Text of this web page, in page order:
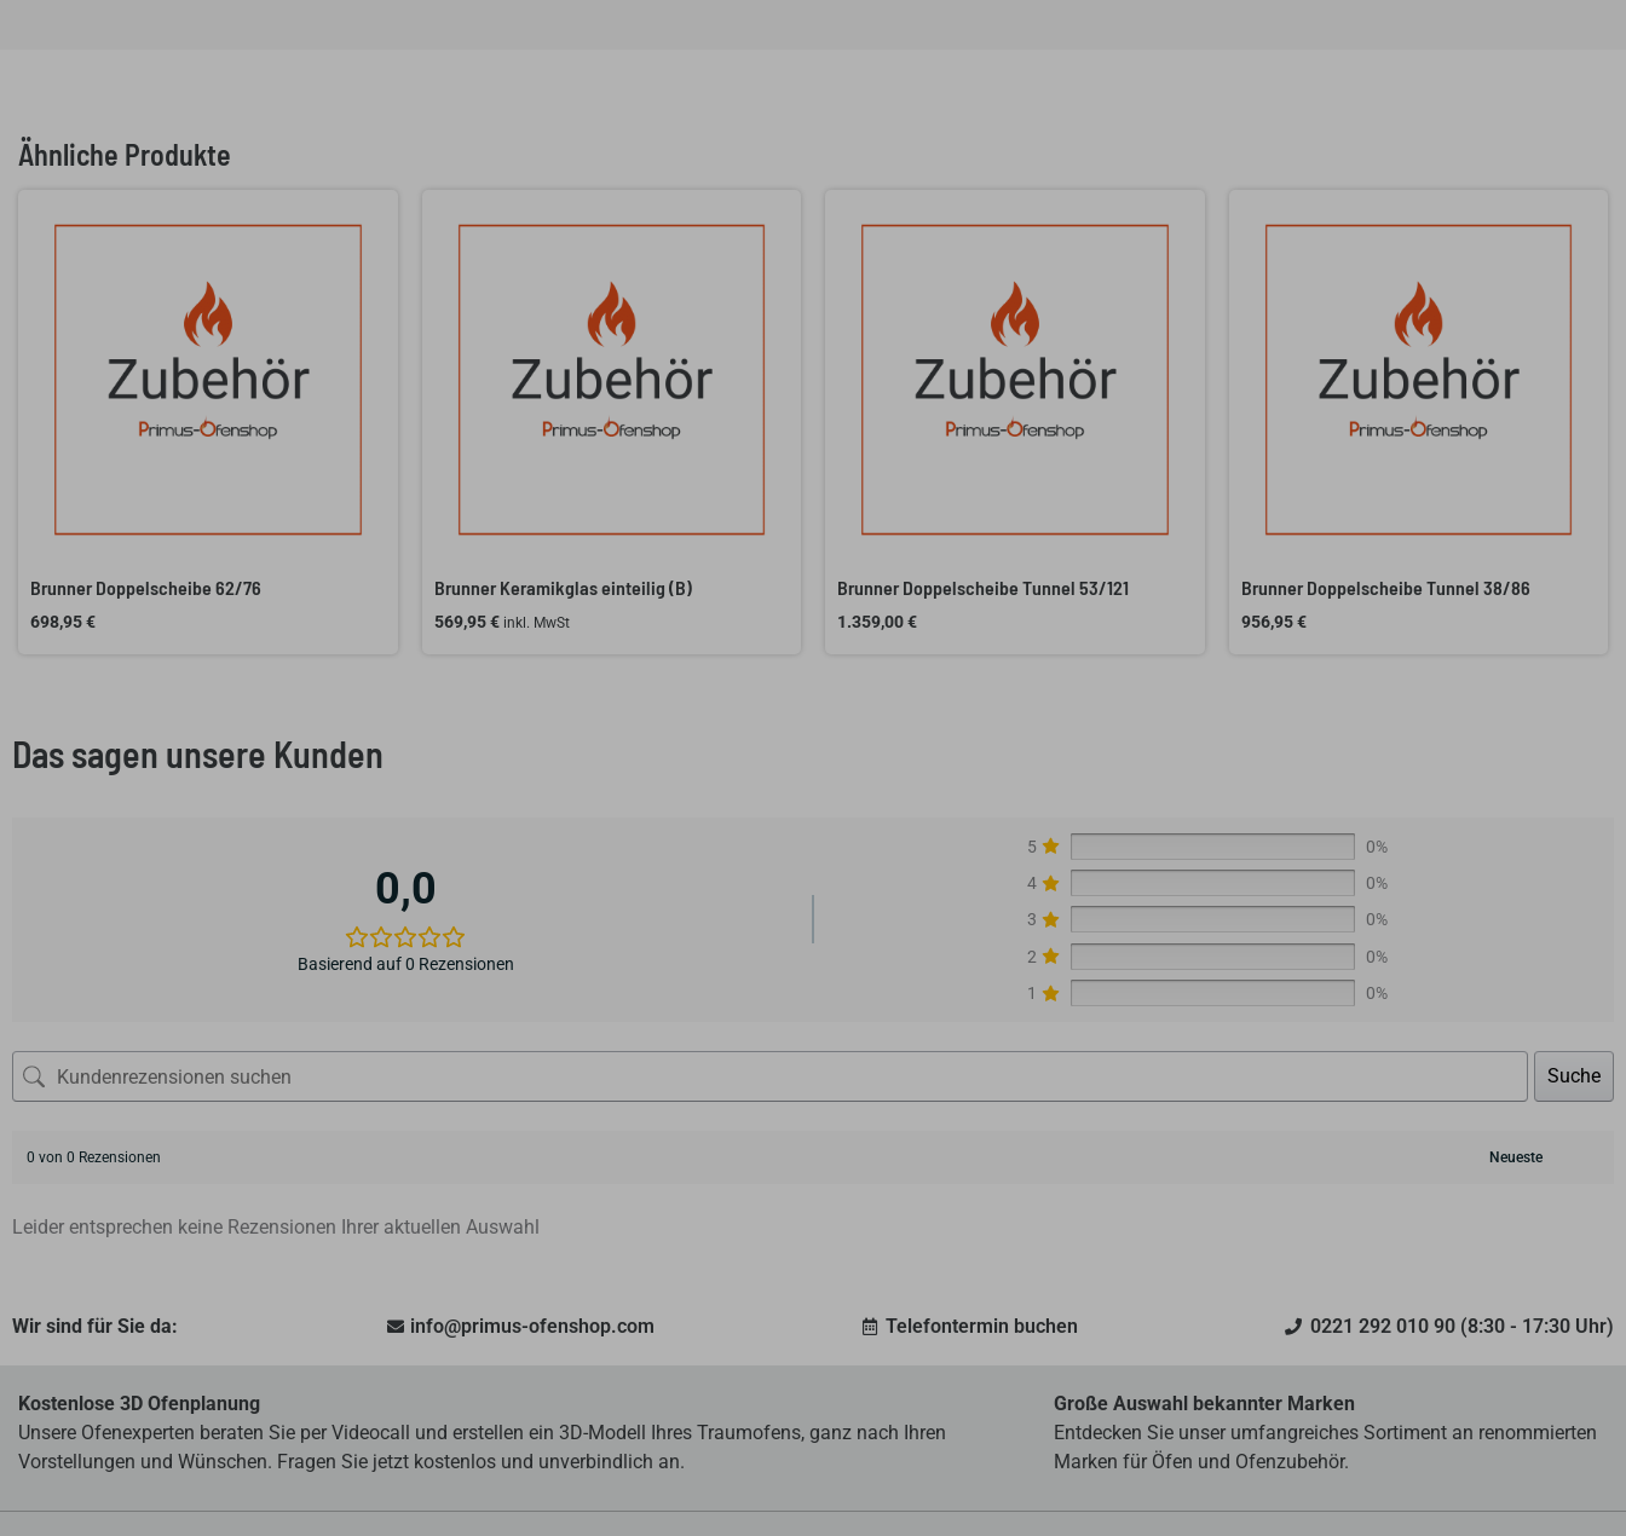
Ähnliche Produkte
Brunner Doppelscheibe 62/76
698,95€
Brunner Keramikglas einteilig (B)
569,95€ inkl. MwSt
Brunner Doppelscheibe Tunnel 53/121
1.359,00€
Brunner Doppelscheibe Tunnel 38/86
956,95€
Das sagen unsere Kunden
0,0
Basierend auf 0 Rezensionen
5
0%
4
0%
3
0%
2
0%
1
0%
Suche
0 von 0 Rezensionen
Leider entsprechen keine Rezensionen Ihrer aktuellen Auswahl
Wir sind für Sie da: info@primus-ofenshop.com Telefontermin buchen 0221 292 010 90 (8:30 - 17:30 Uhr)
Kostenlose 3D Ofenplanung
Unsere Ofenexperten beraten Sie per Videocall und erstellen ein 3D-Modell Ihres Traumofens, ganz nach Ihren
Vorstellungen und Wünschen. Fragen Sie jetzt kostenlos und unverbindlich an.
Große Auswahl bekannter Marken
Entdecken Sie unser umfangreiches Sortiment an renommierten
Marken für Öfen und Ofenzubehör.